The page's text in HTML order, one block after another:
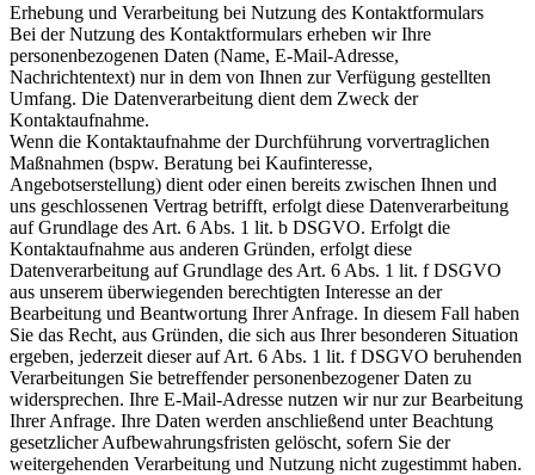
Erhebung und Verarbeitung bei Nutzung des Kontaktformulars
Bei der Nutzung des Kontaktformulars erheben wir Ihre
personenbezogenen Daten (Name, E-Mail-Adresse,
Nachrichtentext) nur in dem von Ihnen zur Verfügung gestellten
Umfang. Die Datenverarbeitung dient dem Zweck der
Kontaktaufnahme.
Wenn die Kontaktaufnahme der Durchführung vorvertraglichen
Maßnahmen (bspw. Beratung bei Kaufinteresse,
Angebotserstellung) dient oder einen bereits zwischen Ihnen und
uns geschlossenen Vertrag betrifft, erfolgt diese Datenverarbeitung
auf Grundlage des Art. 6 Abs. 1 lit. b DSGVO. Erfolgt die
Kontaktaufnahme aus anderen Gründen, erfolgt diese
Datenverarbeitung auf Grundlage des Art. 6 Abs. 1 lit. f DSGVO
aus unserem überwiegenden berechtigten Interesse an der
Bearbeitung und Beantwortung Ihrer Anfrage. In diesem Fall haben
Sie das Recht, aus Gründen, die sich aus Ihrer besonderen Situation
ergeben, jederzeit dieser auf Art. 6 Abs. 1 lit. f DSGVO beruhenden
Verarbeitungen Sie betreffender personenbezogener Daten zu
widersprechen. Ihre E-Mail-Adresse nutzen wir nur zur Bearbeitung
Ihrer Anfrage. Ihre Daten werden anschließend unter Beachtung
gesetzlicher Aufbewahrungsfristen gelöscht, sofern Sie der
weitergehenden Verarbeitung und Nutzung nicht zugestimmt haben.